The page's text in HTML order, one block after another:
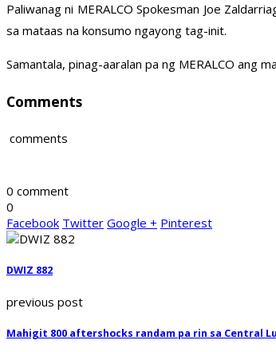
Paliwanag ni MERALCO Spokesman Joe
sa mataas na konsumo ngayong tag-init.
Samantala, pinag-aaralan pa ng MERALCO ang
Comments
comments
0 comment
0
Facebook Twitter Google + Pinterest
DWIZ 882
previous post
Mahigit 800 aftershocks randam pa rin sa Central